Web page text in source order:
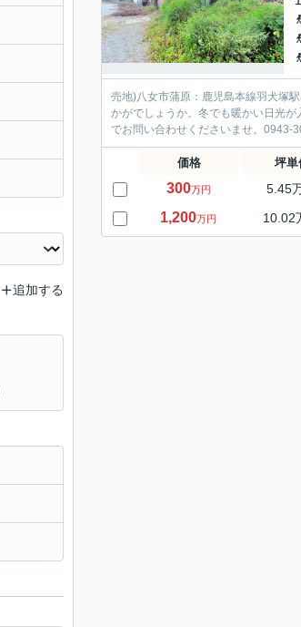
売地)八女市蒲原：鹿児島本線羽犬塚
かがでしょうか。冬でも暖かい日光
でお問い合わせくださいませ。0943-
価格 坪単
300万円 5.45
1,200万円 10.02
追加する